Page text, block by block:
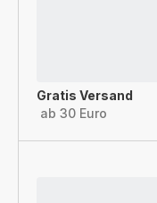
Gratis Versand
ab 30 Euro